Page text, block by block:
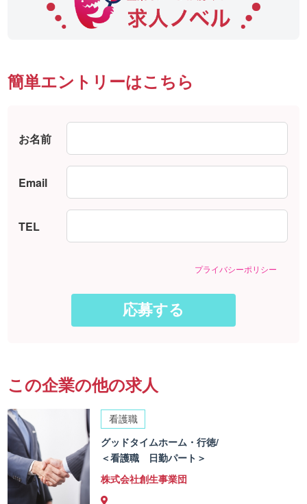
簡単エントリーはこちら
お名前
Email
TEL
プライバシーポリシー
この企業の他の求人
看護職
グッドタイムホーム・行徳/
＜看護職 日勤パート＞
株式会社創生事業団